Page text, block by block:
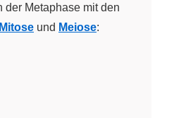
der Metaphase mit den
Mitose und Meiose: